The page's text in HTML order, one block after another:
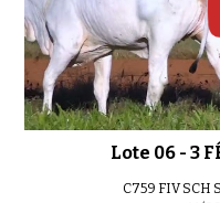
0:35
Lote 06 - 3
C759 FIV SCH